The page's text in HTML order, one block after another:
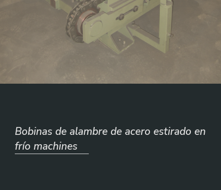
Bobinas de alambre de acero estirado en
frío machines